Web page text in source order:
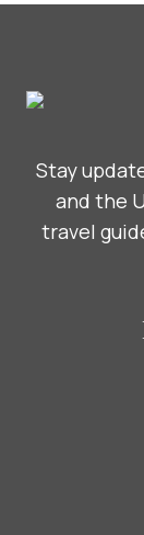
Stay
and the
travel